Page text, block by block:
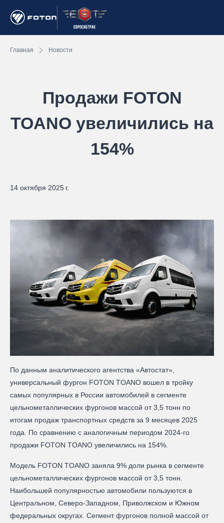
Главная Новости
Продажи FOTON
TOANO увеличились на
154%
14 октября 2025 г.
По данным аналитического агентства «Автостат»,
универсальный фургон FOTON TOANO вошел в тройку
самых популярных в России автомобилей в сегменте
цельнометаллических фургонов массой от 3,5 тонн по
итогам продаж транспортных средств за 9 месяцев 2025
года. По сравнению с аналогичным периодом 2024-го
продажи FOTON TOANO увеличились на 154%.
Модель FOTON TOANO заняла 9% доли рынка в сегменте
цельнометаллических фургонов массой от 3,5 тонн.
Наибольшей популярностью автомобили пользуются в
Центральном, Северо-Западном, Приволжском и Южном
федеральных округах. Сегмент фургонов полной массой от